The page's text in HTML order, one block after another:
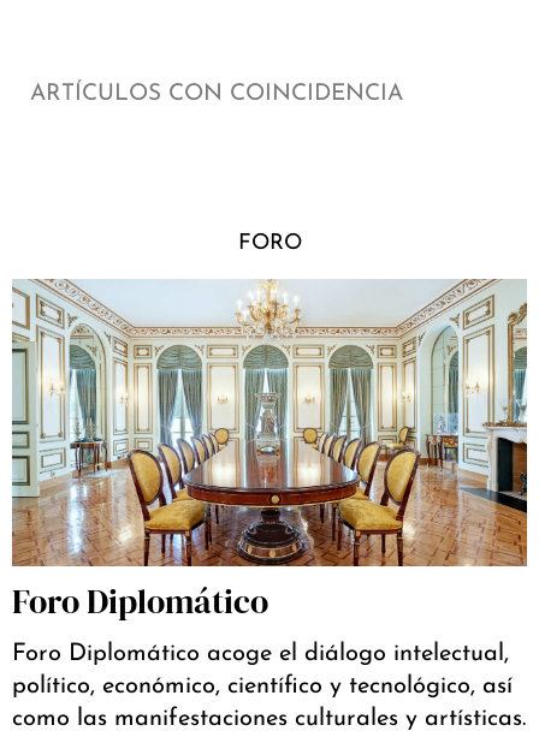
ARTÍCULOS CON COINCIDENCIA
FORO
Foro Diplomático
Foro Diplomático acoge el diálogo intelectual,
político, económico, científico y tecnológico, así
como las manifestaciones culturales y artísticas.